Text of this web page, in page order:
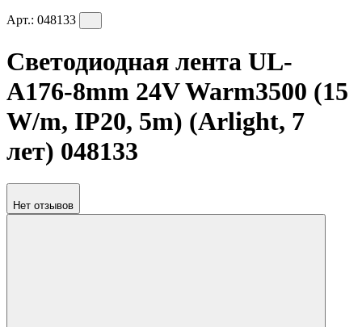
Арт.: 048133
Светодиодная лента UL-
A176-8mm 24V Warm3500 (15
W/m, IP20, 5m) (Arlight, 7
лет) 048133
Нет отзывов